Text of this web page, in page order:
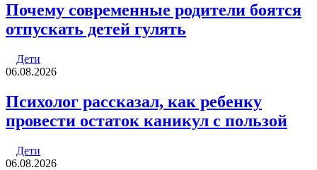
Почему современные родители боятся
отпускать детей гулять
Дети
06.08.2026
Психолог рассказал, как ребенку
провести остаток каникул с пользой
Дети
06.08.2026